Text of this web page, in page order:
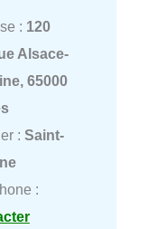
: 120
Alsace-
65000
: Saint-
: